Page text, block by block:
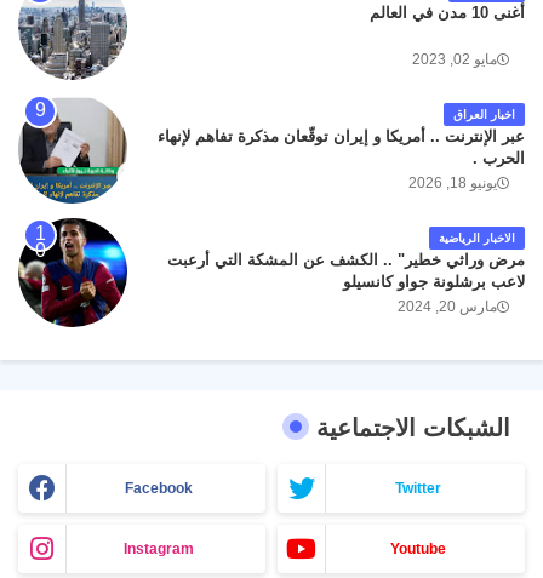
أغنى 10 مدن في العالم
مايو 02, 2023
اخبار العراق
عبر الإنترنت .. أمريكا و إيران توقّعان مذكرة تفاهم لإنهاء
الحرب .
يونيو 18, 2026
الاخبار الرياضية
مرض وراثي خطير" .. الكشف عن المشكة التي أرعبت
لاعب برشلونة جواو كانسيلو
مارس 20, 2024
الشبكات الاجتماعية
Facebook Twitter
Instagram Youtube